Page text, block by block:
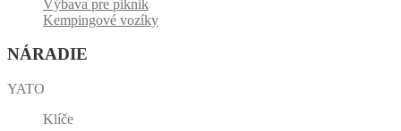
Výbava pre piknik
Kempingové vozíky
NÁRADIE
YATO
Klíče